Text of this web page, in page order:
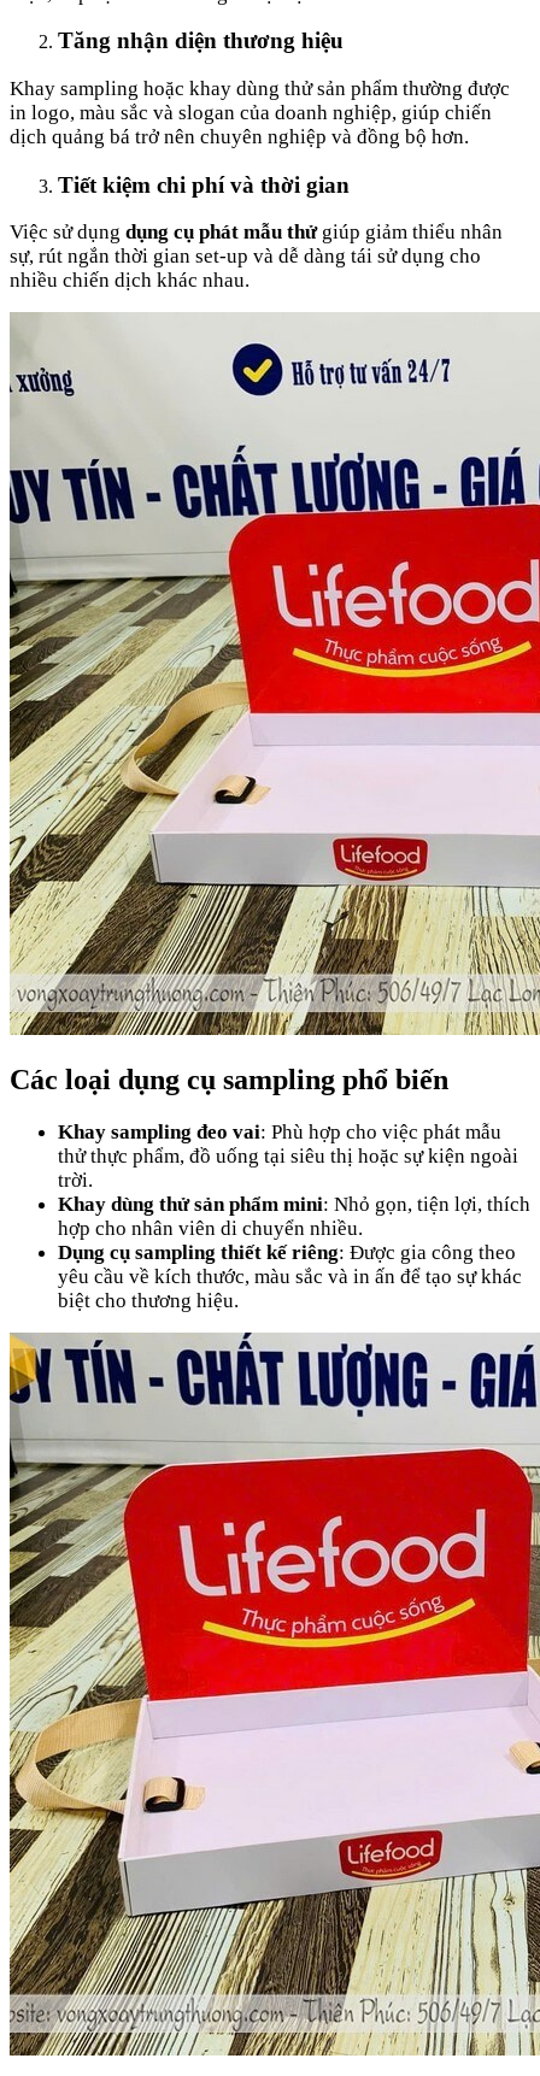
Tăng nhận diện thương hiệu
Khay sampling hoặc khay dùng thử sản phẩm thường được
in logo, màu sắc và slogan của doanh nghiệp, giúp chiến
dịch quảng bá trở nên chuyên nghiệp và đồng bộ hơn.
Tiết kiệm chi phí và thời gian
Việc sử dụng dụng cụ phát mẫu thửgiúp giảm thiểu nhân
sự, rút ngắn thời gian set-up và dễ dàng tái sử dụng cho
nhiều chiến dịch khác nhau.
Các loại dụng cụ sampling phổ biến
Khay sampling đeo vai: Phù hợp cho việc phát mẫu
thử thực phẩm, đồ uống tại siêu thị hoặc sự kiện ngoài
trời.
Khay dùng thử sản phẩm mini: Nhỏ gọn, tiện lợi, thích
hợp cho nhân viên di chuyển nhiều.
Dụng cụ sampling thiết kế riêng: Được gia công theo
yêu cầu về kích thước, màu sắc và in ấn để tạo sự khác
biệt cho thương hiệu.